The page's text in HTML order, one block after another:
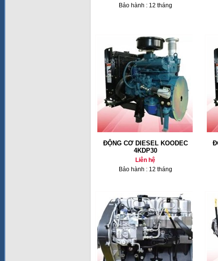
Bảo hành : 12 tháng
ĐỘNG CƠ DIESEL KOODEC
4KDP30
Liên hệ
Bảo hành : 12 tháng